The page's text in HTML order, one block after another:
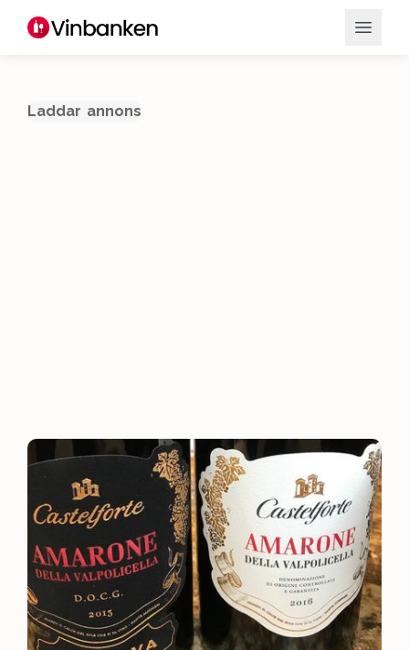
Laddar annons